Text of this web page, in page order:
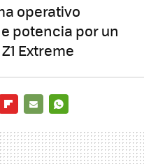
operativo
potencia por un
Extreme
MAIL